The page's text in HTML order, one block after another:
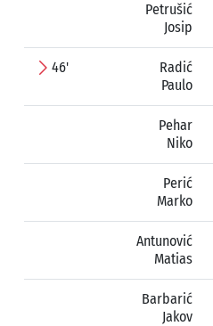
Petrušić
Josip
46'
Radić
Paulo
Pehar
Niko
Perić
Marko
Antunović
Matias
Barbarić
Jakov